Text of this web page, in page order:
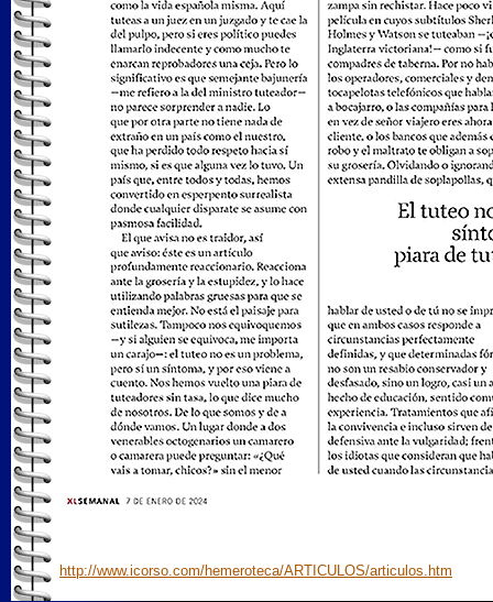
http://www.icorso.com/hemeroteca/ARTICULOS/articulos.htm